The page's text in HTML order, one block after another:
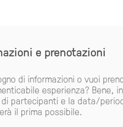
e prenotazioni
di informazioni o vuoi
esperienza? Bene,
di partecipanti e la data/
il prima possibile.